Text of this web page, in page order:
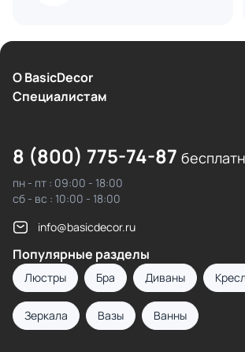
О BasicDecor
Cпециалистам
8 (800) 775-74-87
пн - пт : 09:00 - 18:00
сб - вс : 10:00 - 18:00
info@basicdecor.ru
Популярные разделы
Люстры Бра Диваны
Зеркала Вазы Ванны